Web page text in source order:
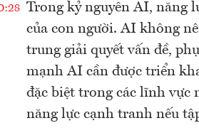
Trong kỷ nguyên AI, năng
của con người. AI không
trung giải quyết vấn đề,
mạnh AI cần được triển
đặc biệt trong các lĩnh vực
năng lực cạnh tranh nếu